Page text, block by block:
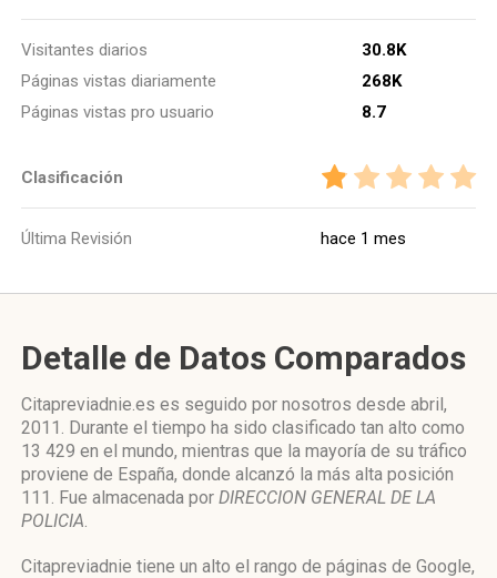
Visitantes diarios
30.8K
Páginas vistas diariamente
268K
Páginas vistas pro usuario
8.7
Clasificación
Última Revisión hace 1 mes
Detalle de Datos Comparados
Citapreviadnie.es es seguido por nosotros desde abril,
2011. Durante el tiempo ha sido clasificado tan alto como
13 429 en el mundo, mientras que la mayoría de su tráfico
proviene de España, donde alcanzó la más alta posición
111. Fue almacenada por DIRECCION GENERAL DE LA
POLICIA.
Citapreviadnie tiene un alto el rango de páginas de Google,